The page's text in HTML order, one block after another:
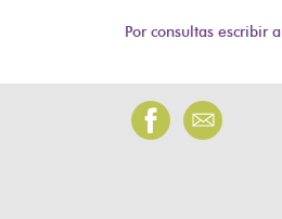
Por consultas escribir a